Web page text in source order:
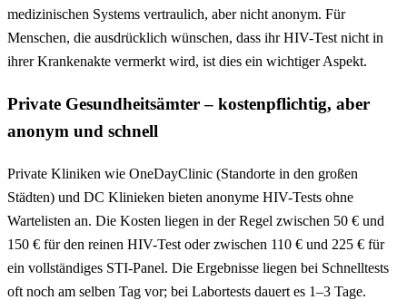
medizinischen Systems vertraulich, aber nicht anonym. Für
Menschen, die ausdrücklich wünschen, dass ihr HIV-Test nicht in
ihrer Krankenakte vermerkt wird, ist dies ein wichtiger Aspekt.
Private Gesundheitsämter – kostenpflichtig, aber
anonym und schnell
Private Kliniken wie OneDayClinic (Standorte in den großen
Städten) und DC Klinieken bieten anonyme HIV-Tests ohne
Wartelisten an. Die Kosten liegen in der Regel zwischen 50 € und
150 € für den reinen HIV-Test oder zwischen 110 € und 225 € für
ein vollständiges STI-Panel. Die Ergebnisse liegen bei Schnelltests
oft noch am selben Tag vor; bei Labortests dauert es 1–3 Tage.